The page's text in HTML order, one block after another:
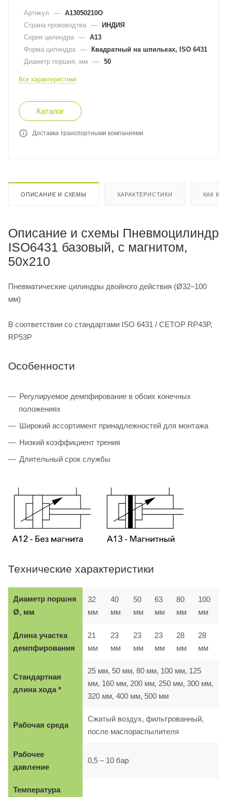
Артикул — A13050210O
Страна производтва — ИНДИЯ
Серия цилиндра — A13
Форма цилиндра — Квадратный на шпильках, ISO 6431
Диаметр поршня, мм
— 50
Все характеристики
Каталог
Доставка транспортными компаниями
ОПИСАНИЕ И СХЕМЫ ХАРАКТЕРИСТИКИ КАК
Описание и схемы Пневмоцилиндр
ISO6431 базовый, с магнитом,
50x210
Пневматические цилиндры двойного действия (Ø32–100
мм)
В соответствии со стандартами ISO 6431 / CETOP RP43P,
RP53P
Особенности
Регулируемое демпфирование в обоих конечных
положениях
Широкий ассортимент принадлежностей для монтажа
Низкий коэффициент трения
Длительный срок службы
Технические характеристики
Диаметр поршня
Ø, мм
32
мм
40
мм
50
мм
63
мм
80
мм
100
мм
Длина участка
демпфирования
21
мм
23
мм
23
мм
23
мм
28
мм
28
мм
Стандартная
длина хода *
25 мм, 50 мм, 80 мм, 100 мм, 125
мм, 160 мм, 200 мм, 250 мм, 300 мм,
320 мм, 400 мм, 500 мм
Рабочая среда
Сжатый воздух, фильтрованный,
после маслораспылителя
Рабочее
давление
0,5 – 10 бар
Температура